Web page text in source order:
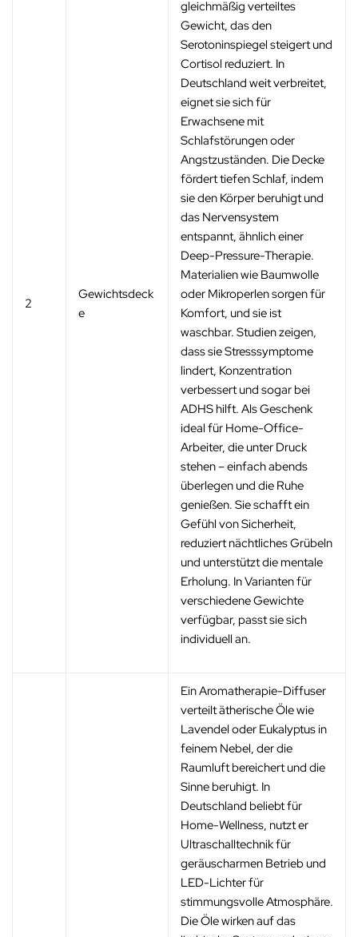
2
Gewichtsdeck
e
gleichmäßig verteiltes
Gewicht, das den
Serotoninspiegel steigert und
Cortisol reduziert. In
Deutschland weit verbreitet,
eignet sie sich für
Erwachsene mit
Schlafstörungen oder
Angstzuständen. Die Decke
fördert tiefen Schlaf, indem
sie den Körper beruhigt und
das Nervensystem
entspannt, ähnlich einer
Deep-Pressure-Therapie.
Materialien wie Baumwolle
oder Mikroperlen sorgen für
Komfort, und sie ist
waschbar. Studien zeigen,
dass sie Stresssymptome
lindert, Konzentration
verbessert und sogar bei
ADHS hilft. Als Geschenk
ideal für Home-Office-
Arbeiter, die unter Druck
stehen – einfach abends
überlegen und die Ruhe
genießen. Sie schafft ein
Gefühl von Sicherheit,
reduziert nächtliches Grübeln
und unterstützt die mentale
Erholung. In Varianten für
verschiedene Gewichte
verfügbar, passt sie sich
individuell an.
Ein Aromatherapie-Diffuser
verteilt ätherische Öle wie
Lavendel oder Eukalyptus in
feinem Nebel, der die
Raumluft bereichert und die
Sinne beruhigt. In
Deutschland beliebt für
Home-Wellness, nutzt er
Ultraschalltechnik für
geräuscharmen Betrieb und
LED-Lichter für
stimmungsvolle Atmosphäre.
Die Öle wirken auf das